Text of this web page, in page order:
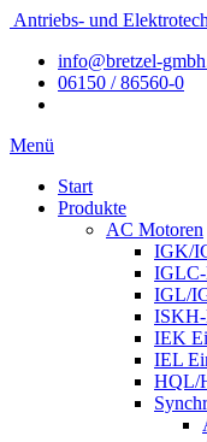
Antriebs- und
info@bretzel-
06150 / 86560-0
Menü
Start
Produkte
AC Motoren
IGK/
IGLC-
IGL/
ISKH-
IEK
IEL
HQL/